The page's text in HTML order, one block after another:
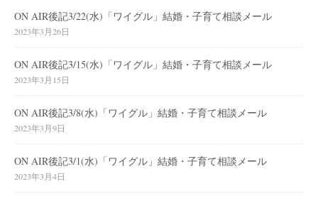
ON AIR後記3/22(水)「ワイグル」結婚・子育て相談メール
2023年3月26日
ON AIR後記3/15(水)「ワイグル」結婚・子育て相談メール
2023年3月15日
ON AIR後記3/8(水)「ワイグル」結婚・子育て相談メール
2023年3月9日
ON AIR後記3/1(水)「ワイグル」結婚・子育て相談メール
2023年3月4日